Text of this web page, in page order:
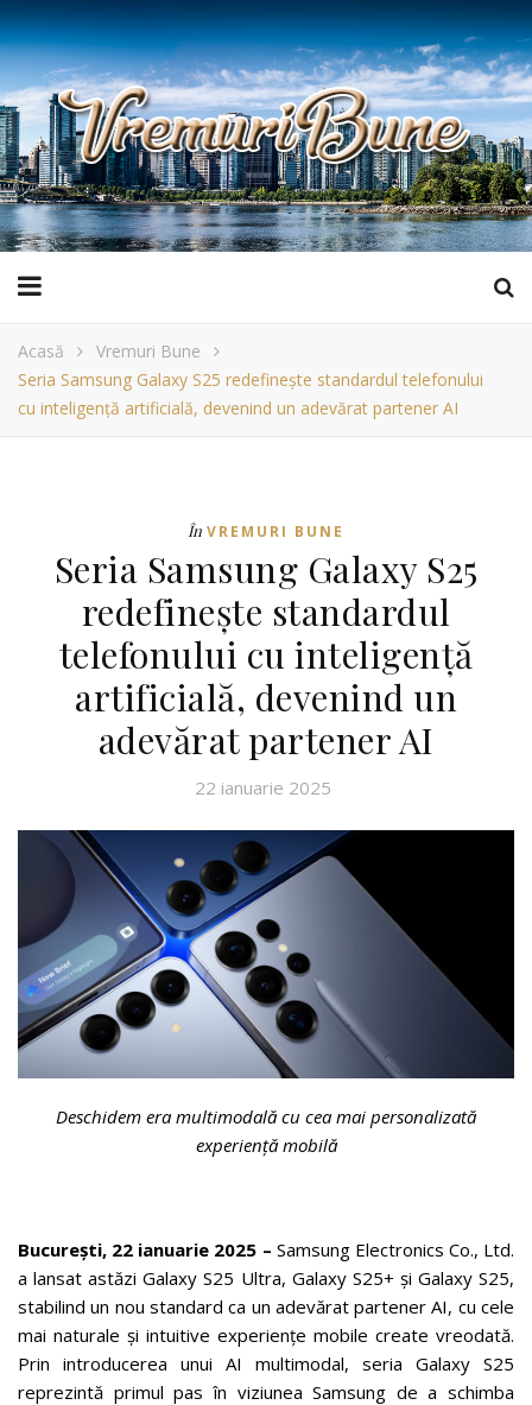
Acasă
Vremuri Bune
Seria Samsung Galaxy S25 redefinește standardul telefonului
cu inteligență artificială, devenind un adevărat partener AI
În VREMURI BUNE
Seria Samsung Galaxy S25
redefinește standardul
telefonului cu inteligență
artificială, devenind un
adevărat partener AI
22 ianuarie 2025
Deschidem era multimodală cu cea mai personalizată
experiență mobilă
București, 22 ianuarie 2025 – Samsung Electronics Co., Ltd.
a lansat astăzi Galaxy S25 Ultra, Galaxy S25+ și Galaxy S25,
stabilind un nou standard ca un adevărat partener AI, cu cele
mai naturale și intuitive experiențe mobile create vreodată.
Prin introducerea unui AI multimodal, seria Galaxy S25
reprezintă primul pas în viziunea Samsung de a schimba